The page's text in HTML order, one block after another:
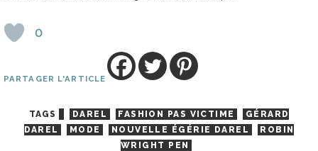
0
PARTAGER L'ARTICLE
TAGS DAREL FASHION PAS VICTIME
GÉRARD
DAREL
MODE NOUVELLE ÉGÉRIE DAREL
ROBIN
WRIGHT PEN